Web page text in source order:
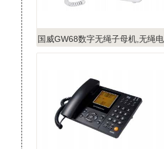
国威GW68数字无绳子母机,无绳电